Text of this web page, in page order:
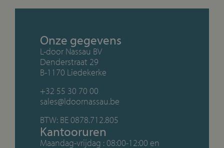
Onze gegevens
L-door Nassau BV
Denderstraat 29
B-1170 Liedekerke
+32 55 30 70 00
sales@ldoornassau.be
BTW: BE 0878.712.805
Kantooruren
Maandag-vrijdag : 08:00-12:00 en